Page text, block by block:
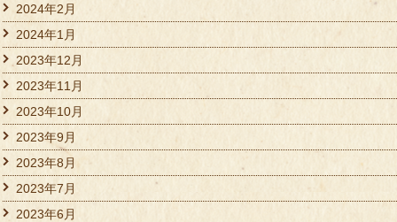
2024年2月
2024年1月
2023年12月
2023年11月
2023年10月
2023年9月
2023年8月
2023年7月
2023年6月